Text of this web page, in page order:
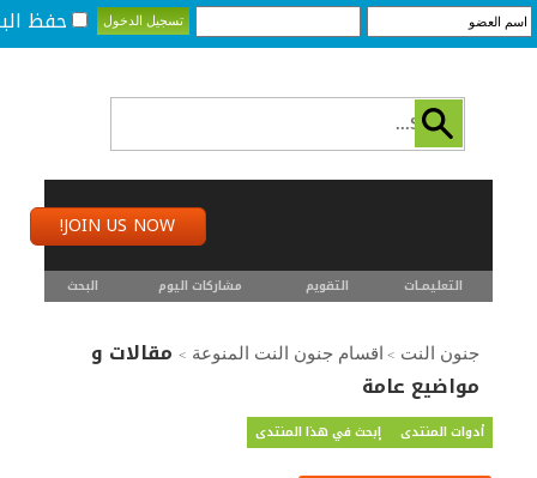
حفظ
JOIN US NOW!
التعليمـــات التقويم مشاركات اليوم البحث
جنون النت > اقسام جنون النت المنوعة > مقالات و
مواضيع عامة
أدوات المنتدى إبحث في هذا المنتدى